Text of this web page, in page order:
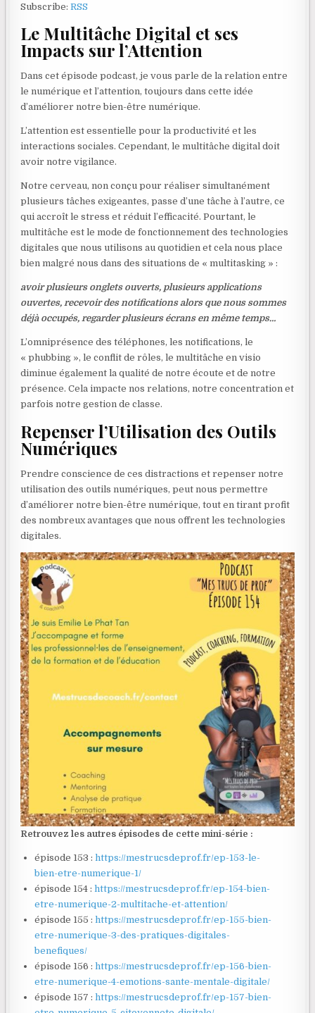
Subscribe:RSS
Le Multitâche Digital et ses
Impacts sur l’Attention
Dans cet épisode podcast, je vous parle de la relation entre
le numérique et l’attention, toujours dans cette idée
d’améliorer notre bien-être numérique.
L’attention est essentielle pour la productivité et les
interactions sociales. Cependant, le multitâche digital doit
avoir notre vigilance.
Notre cerveau, non conçu pour réaliser simultanément
plusieurs tâches exigeantes, passe d’une tâche à l’autre, ce
qui accroît le stress et réduit l’efficacité. Pourtant, le
multitâche est le mode de fonctionnement des technologies
digitales que nous utilisons au quotidien et cela nous place
bien malgré nous dans des situations de « multitasking » :
avoir plusieurs onglets ouverts, plusieurs applications
ouvertes, recevoir des notifications alors que nous sommes
déjà occupés, regarder plusieurs écrans en même temps…
L’omniprésence des téléphones, les notifications, le
« phubbing », le conflit de rôles, le multitâche en visio
diminue également la qualité de notre écoute et de notre
présence. Cela impacte nos relations, notre concentration et
parfois notre gestion de classe.
Repenser l’Utilisation des Outils
Numériques
Prendre conscience de ces distractions et repenser notre
utilisation des outils numériques, peut nous permettre
d’améliorer notre bien-être numérique, tout en tirant profit
des nombreux avantages que nous offrent les technologies
digitales.
Retrouvez les autres épisodes de cette mini-série :
épisode 153 :https://mestrucsdeprof.fr/ep-153-le-
bien-etre-numerique-1/
épisode 154 :https://mestrucsdeprof.fr/ep-154-bien-
etre-numerique-2-multitache-et-attention/
épisode 155 :https://mestrucsdeprof.fr/ep-155-bien-
etre-numerique-3-des-pratiques-digitales-
benefiques/
épisode 156 :https://mestrucsdeprof.fr/ep-156-bien-
etre-numerique-4-emotions-sante-mentale-digitale/
épisode 157 :https://mestrucsdeprof.fr/ep-157-bien-